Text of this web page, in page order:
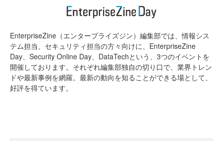
EnterpriseZine（エンタープライズジン）編集部では、情報シス
テム担当、セキュリティ担当の方々向けに、EnterpriseZine
Day、Security Online Day、DataTechという、3つのイベントを
開催しております。それぞれ編集部独自の切り口で、業界トレン
ドや最新事例を網羅。最新の動向を知ることができる場として、
好評を得ています。